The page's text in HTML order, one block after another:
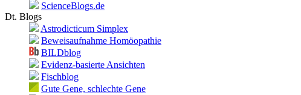
ScienceBlogs.de
Dt. Blogs
Astrodicticum Simplex
Beweisaufnahme Homöopathie
BILDblog
Evidenz-basierte Ansichten
Fischblog
Gute Gene, schlechte Gene